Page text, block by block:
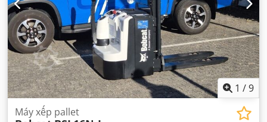
1 /9
Máy xếp pallet